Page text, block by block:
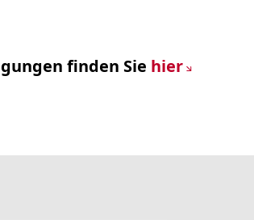
finden Sie hier